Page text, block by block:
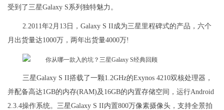
受到了三星Galaxy S系列独特魅力。
2.2011年2月13日，Galaxy S II成为三星里程碑式的产品，六个
月出货量达1000万，两年出货量4000万!
三星Galaxy S II搭载了一颗1.2GHz的Exynos 4210双核处理器，
并配备高达1GB的内存(RAM)及16GB的内置存储空间，运行Android
2.3.4操作系统。三星Galaxy S II内置800万像素摄像头，支持全景拍